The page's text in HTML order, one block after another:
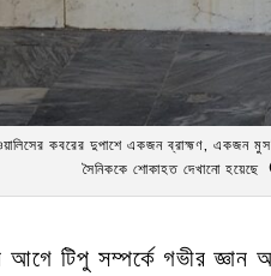
কবরের দুপাশে একজন ব্রাহ্মণ, একজন
সৈনিককে শোকাহত দেখানো
আগে টিপু সম্পর্কে গভীর জ্ঞান